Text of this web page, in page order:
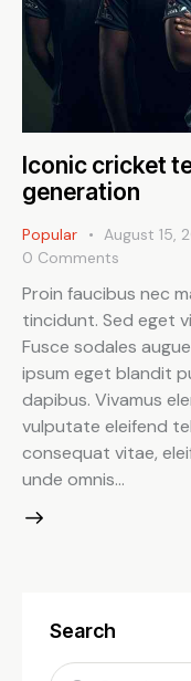
Iconic cricket
generation
Popular August 15,
0 Comments
Proin faucibus nec
tincidunt. Sed eget
Fusce sodales
ipsum eget blandit
dapibus. Vivamus
vulputate eleifend
consequat vitae,
unde omnis…
Search